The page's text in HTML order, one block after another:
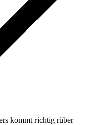
kommt richtig rüber